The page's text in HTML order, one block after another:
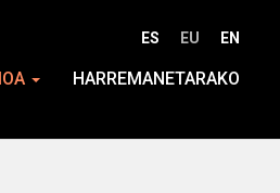
ES EU EN
HARREMANETARAKO